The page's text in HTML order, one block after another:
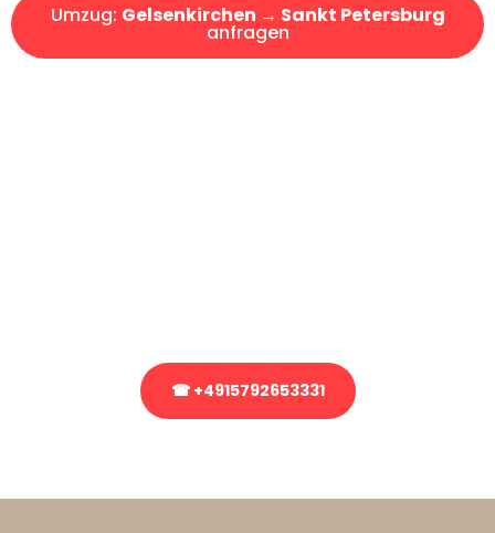
Umzug: Gelsenkirchen → Sankt Petersburg
anfragen
☎ +4915792653331